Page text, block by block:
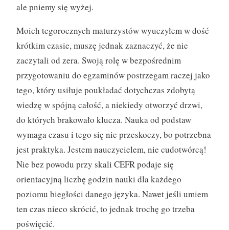
ale pniemy się wyżej.
Moich tegorocznych maturzystów wyuczyłem w dość
krótkim czasie, muszę jednak zaznaczyć, że nie
zaczytali od zera. Swoją rolę w bezpośrednim
przygotowaniu do egzaminów postrzegam raczej jako
tego, który usiłuje poukładać dotychczas zdobytą
wiedzę w spójną całość, a niekiedy otworzyć drzwi,
do których brakowało klucza. Nauka od podstaw
wymaga czasu i tego się nie przeskoczy, bo potrzebna
jest praktyka. Jestem nauczycielem, nie cudotwórcą!
Nie bez powodu przy skali CEFR podaje się
orientacyjną liczbę godzin nauki dla każdego
poziomu biegłości danego języka. Nawet jeśli umiem
ten czas nieco skrócić, to jednak trochę go trzeba
poświęcić.